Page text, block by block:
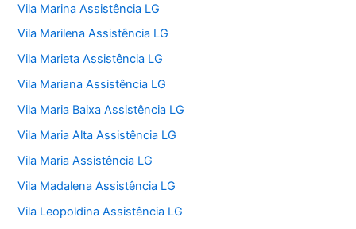
Vila Marina Assistência LG
Vila Marilena Assistência LG
Vila Marieta Assistência LG
Vila Mariana Assistência LG
Vila Maria Baixa Assistência LG
Vila Maria Alta Assistência LG
Vila Maria Assistência LG
Vila Madalena Assistência LG
Vila Leopoldina Assistência LG